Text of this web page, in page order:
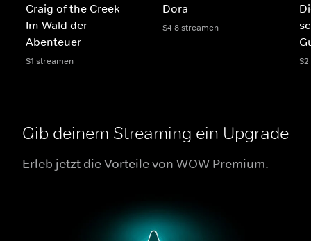
Craig of the Creek -
Im Wald der
Abenteuer
S1 streamen
Dora
S4-8 streamen
Gib deinem Streaming ein Upgrade
Erleb jetzt die Vorteile von WOW Premium.